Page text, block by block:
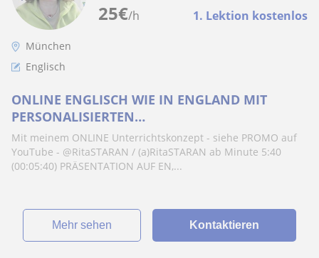
25€/h 1. Lektion kostenlos
München
Englisch
ONLINE ENGLISCH WIE IN ENGLAND MIT
PERSONALISIERTEN
UNTERRICHTSMATERIALIEN !
Mit meinem ONLINE Unterrichtskonzept - siehe PROMO auf
YouTube - @RitaSTARAN / (a)RitaSTARAN ab Minute 5:40
(00:05:40) PRÄSENTATION AUF EN,...
Mehr sehen Kontaktieren